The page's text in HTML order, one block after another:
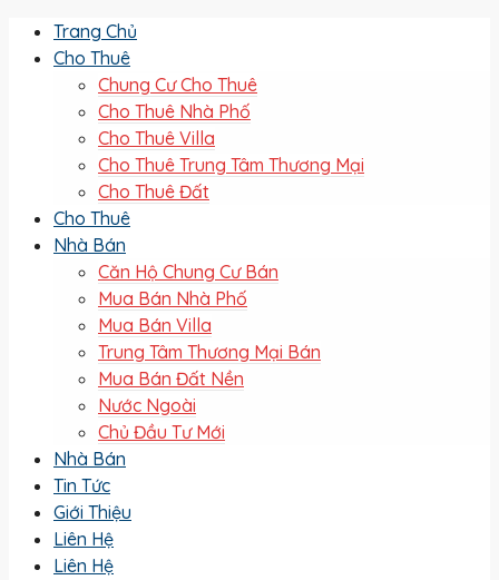
Trang Chủ
Cho Thuê
Chung Cư Cho Thuê
Cho Thuê Nhà Phố
Cho Thuê Villa
Cho Thuê Trung Tâm Thương Mại
Cho Thuê Đất
Cho Thuê
Nhà Bán
Căn Hộ Chung Cư Bán
Mua Bán Nhà Phố
Mua Bán Villa
Trung Tâm Thương Mại Bán
Mua Bán Đất Nền
Nước Ngoài
Chủ Đầu Tư Mới
Nhà Bán
Tin Tức
Giới Thiệu
Liên Hệ
Liên Hệ